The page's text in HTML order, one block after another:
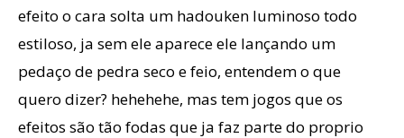
efeito o cara solta um hadouken luminoso todo
estiloso, ja sem ele aparece ele lançando um
pedaço de pedra seco e feio, entendem o que
quero dizer? hehehehe, mas tem jogos que os
efeitos são tão fodas que ja faz parte do proprio